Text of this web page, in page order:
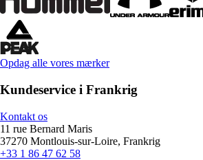
Opdag alle vores mærker
Kundeservice i Frankrig
Kontakt os
11 rue Bernard Maris
37270 Montlouis-sur-Loire, Frankrig
+33 1 86 47 62 58